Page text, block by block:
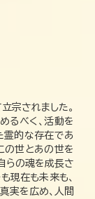
宗されました。
るべく、活動を
霊的な存在であ
の世とあの世を
らの魂を成長さ
現在も未来も、
実を広め、人間